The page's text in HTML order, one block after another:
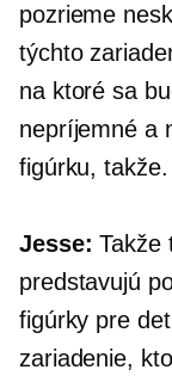
pozrieme
týchto
na ktoré sa
nepríjemné a
figúrku, takže.
Jesse: Takže
predstavujú
figúrky pre
zariadenie,